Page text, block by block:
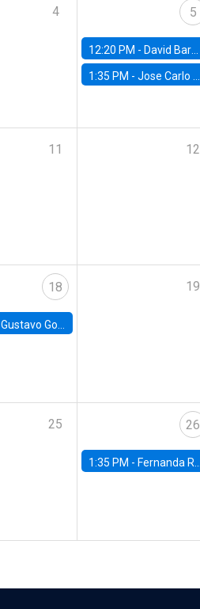
4 5
12:20 PM - David Bardey, Universidad de los Andes - CEDE
1:35 PM -Jose Carlo Bermudez, UC (ME) & World Bank
11 12
18
Gustavo González, Banco Central de Chile
19
25 26
1:35 PM - Fernanda Rojas Ampuero, University of Wisconsin-Madison